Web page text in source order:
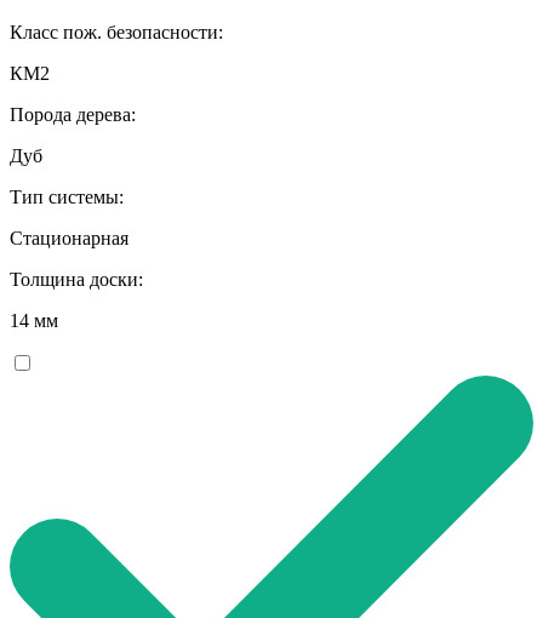
Класс пож. безопасности:
КМ2
Порода дерева:
Дуб
Тип системы:
Стационарная
Толщина доски:
14 мм